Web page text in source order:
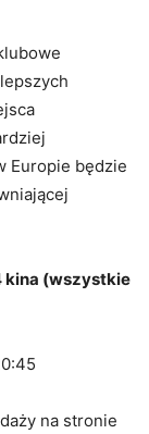
Europie będzie
kina (wszystkie
na stronie